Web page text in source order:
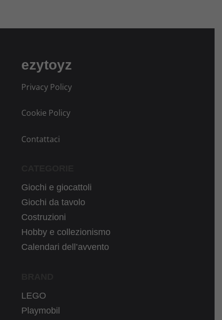
ezytoyz
Privacy Policy
Cookie Policy
Contattaci
Giochi e giocattoli
Giochi da tavolo
Costruzioni
Hobby e collezionismo
Calendari dell’avvento
LEGO
Playmobil